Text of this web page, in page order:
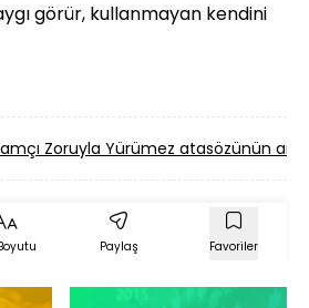
görür, kullanmayan kendini
Zoruyla Yürümez atasözünün
Paylaş Favoriler